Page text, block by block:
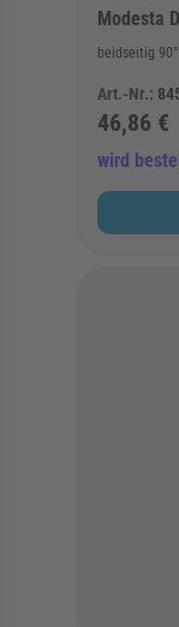
Modesta
beidseitig
Art.-Nr.:
46,86 €
wird